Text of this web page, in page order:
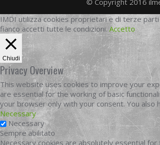
© Copyright 2016
IMDI utilizza cookies proprietari e di terze
fianco accetti tutte le condizioni. Accetto
Chiudi
Privacy Overview
This website uses cookies to improve your
are essential for the working of basic
your browser only with your consent. You
Necessary
Necessary
Sempre abilitato
Necessary cookies are absolutely essential